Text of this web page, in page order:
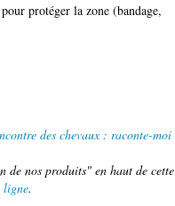
protéger la zone (bandage,
des chevaux : raconte-moi
de nos produits" en haut de cette
ligne.